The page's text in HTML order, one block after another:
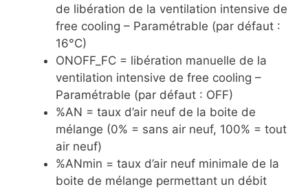
de libération de la ventilation intensive de
free cooling – Paramétrable (par défaut :
16°C)
ONOFF_FC = libération manuelle de la
ventilation intensive de free cooling –
Paramétrable (par défaut : OFF)
%AN = taux d’air neuf de la boite de
mélange (0% = sans air neuf, 100% = tout
air neuf)
%ANmin = taux d’air neuf minimale de la
boite de mélange permettant un débit